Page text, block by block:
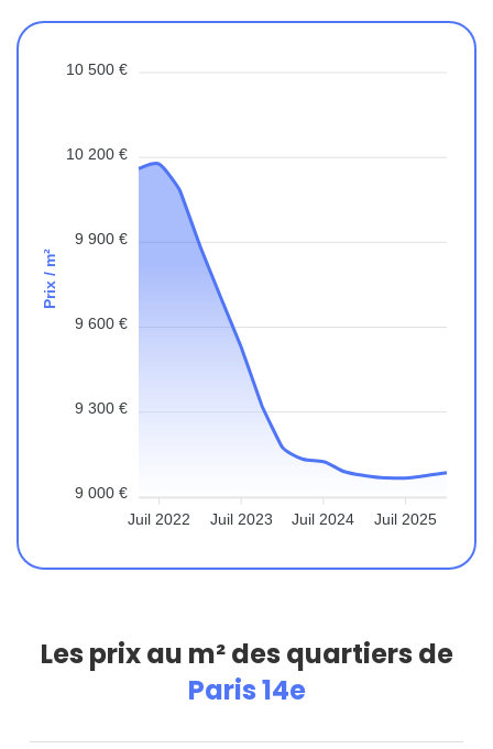
10 500 €
10 200 €
9 900 €
9 600 €
9 300 €
9 000 €
Prix / m²
Juil 2022 Juil 2023 Juil 2024 Juil 2025
Les prix au m² des quartiers de
Paris 14e